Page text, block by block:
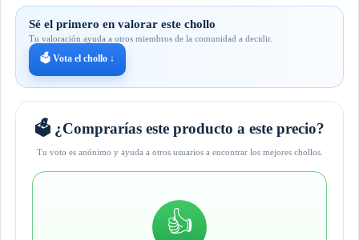
Sé el primero en valorar este chollo
Tu valoración ayuda a otros miembros de la comunidad a decidir.
🗳️ Vota el chollo ↓
🗳️ ¿Comprarías este producto a este precio?
Tu voto es anónimo y ayuda a otros usuarios a encontrar los mejores chollos.
👍